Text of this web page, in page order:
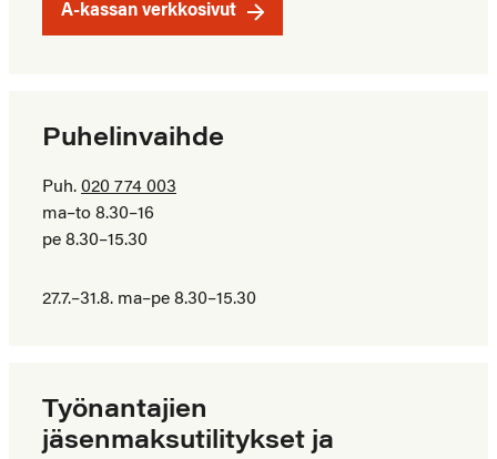
A-kassan verkkosivut
Puhelinvaihde
Puh. 020 774 003
ma–to 8.30–16
pe 8.30–15.30
27.7.–31.8. ma–pe 8.30–15.30
Työnantajien
jäsenmaksutilitykset ja